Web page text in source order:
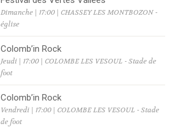
Dimanche | 17:00 | CHASSEY LES MONTBOZON -
église
Colomb’in Rock
Jeudi | 17:00 | COLOMBE LES VESOUL - Stade de
foot
Colomb’in Rock
Vendredi | 17:00 | COLOMBE LES VESOUL - Stade
de foot